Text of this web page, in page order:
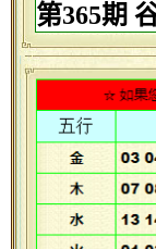
第365期